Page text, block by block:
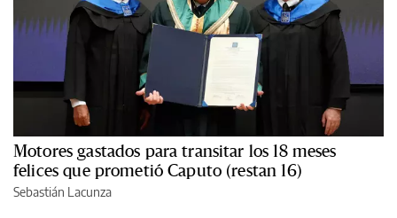
Motores gastados para transitar los 18 meses
felices que prometió Caputo (restan 16)
Sebastián Lacunza